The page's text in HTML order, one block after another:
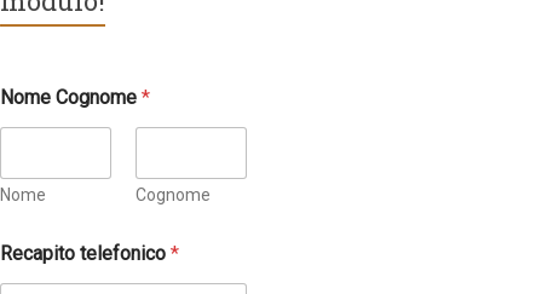
Nome Cognome*
Nome Cognome
Recapito telefonico*